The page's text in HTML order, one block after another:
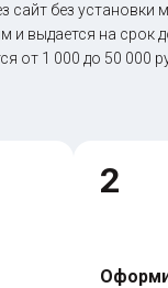
сайт без
и выдается на срок
от 1 000 до 50 000
2